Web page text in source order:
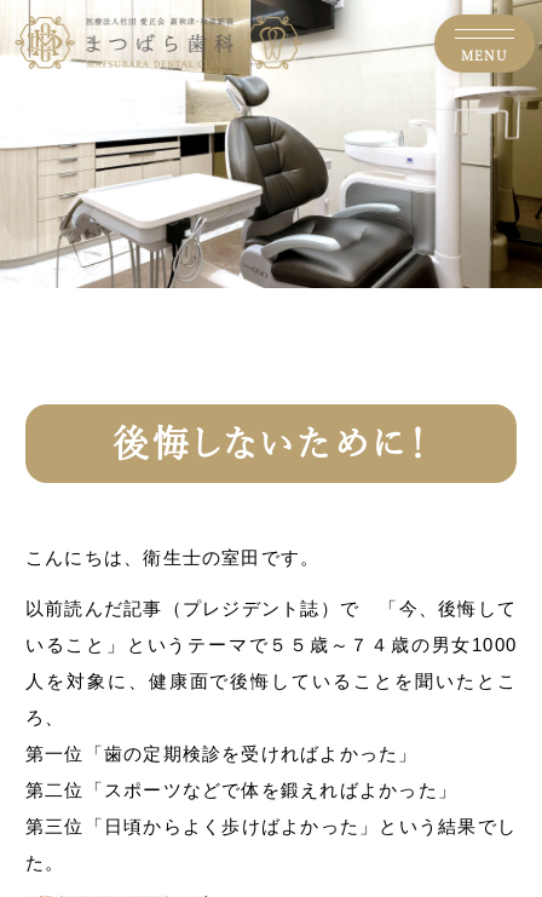
後悔しないために！
こんにちは、衛生士の室田です。
以前読んだ記事（プレジデント誌）で 「今、後悔して
いること」というテーマで５５歳～７４歳の男女1000
人を対象に、健康面で後悔していることを聞いたとこ
ろ、
第一位「歯の定期検診を受ければよかった」
第二位「スポーツなどで体を鍛えればよかった」
第三位「日頃からよく歩けばよかった」という結果でし
た。
MENU